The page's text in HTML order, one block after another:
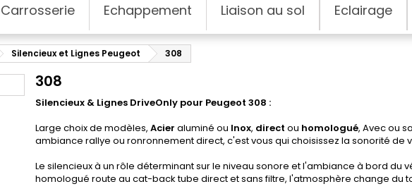
Carrosserie Echappement Liaison au sol Eclairage
Silencieux et Lignes Peugeot 308
308
Silencieux & Lignes DriveOnly pour Peugeot 308 :
Large choix de modèles, Acier aluminé ou Inox, direct ou homologué, Avec ou
ambiance rallye ou ronronnement direct, c'est vous qui choisissez la sonorité de
Le silencieux à un rôle déterminant sur le niveau sonore et l'ambiance à bord du
homologué route au cat-back tube direct et sans filtre, l'atmosphère change du